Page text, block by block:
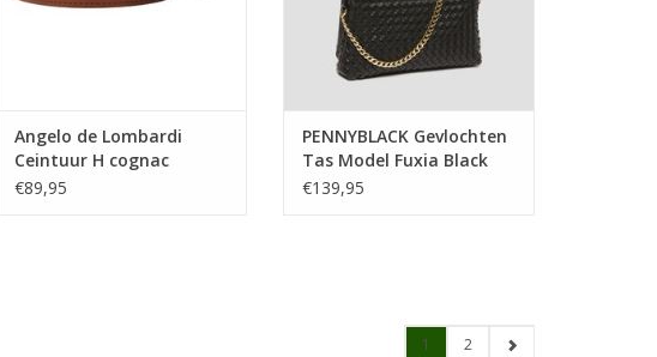
Angelo de Lombardi
Ceintuur H cognac
€89,95
PENNYBLACK Gevlochten
Tas Model Fuxia Black
€139,95
1 2